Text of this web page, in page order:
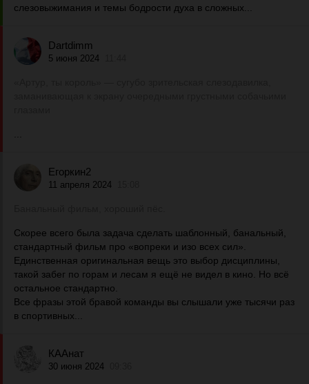
слезовыжимания и темы бодрости духа в сложных...
Dartdimm
5 июня 2024
Егоркин2
11 апреля 2024
Скорее всего была задача сделать шаблонный, банальный,
стандартный фильм про «вопреки и изо всех сил».
Единственная оригинальная вещь это выбор дисциплины,
такой забег по горам и лесам я ещё не видел в кино. Но всё
остальное стандартно.
Все фразы этой бравой команды вы слышали уже тысячи раз
в спортивных...
КААнат
30 июня 2024